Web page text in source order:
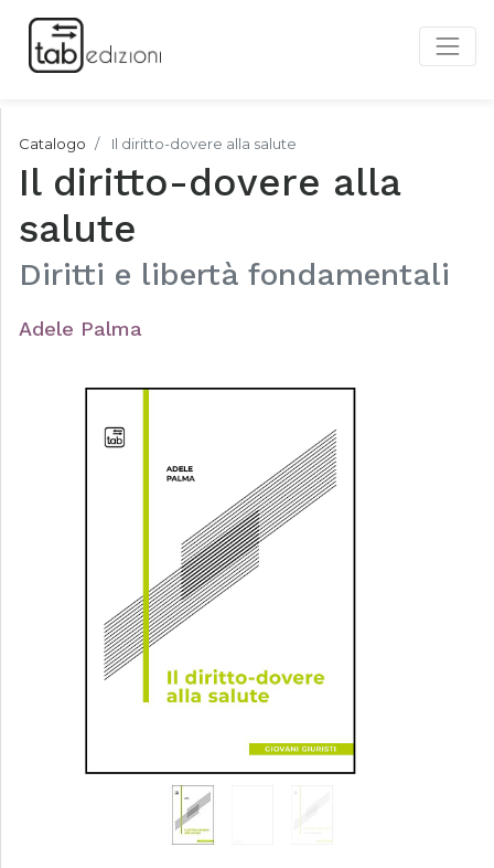
Catalogo Il diritto-dovere alla salute
Il diritto-dovere alla
salute
Diritti e libertà fondamentali
Adele Palma